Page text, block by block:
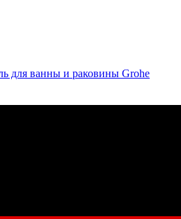
для ванны и раковины Grohe